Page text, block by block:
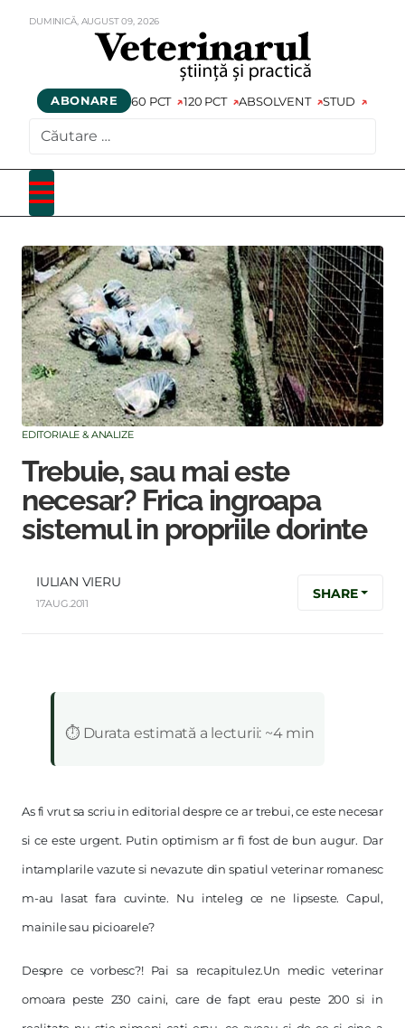
DUMINICĂ, AUGUST09, 2026
ABONARE 60 PCT 120 PCT ABSOLVENT STUD
EDITORIALE & ANALIZE
Trebuie, sau mai este
necesar? Frica ingroapa
sistemul in propriile dorinte
IULIAN VIERU
17.AUG.2011
SHARE
⏱️ Durata estimată a lecturii: ~4 min
As fi vrut sa scriu in editorial despre ce ar trebui, ce este necesar
si ce este urgent. Putin optimism ar fi fost de bun augur. Dar
intamplarile vazute si nevazute din spatiul veterinar romanesc
m-au lasat fara cuvinte. Nu inteleg ce ne lipseste. Capul,
mainile sau picioarele?
Despre ce vorbesc?! Pai sa recapitulez.Un medic veterinar
omoara peste 230 caini, care de fapt erau peste 200 si in